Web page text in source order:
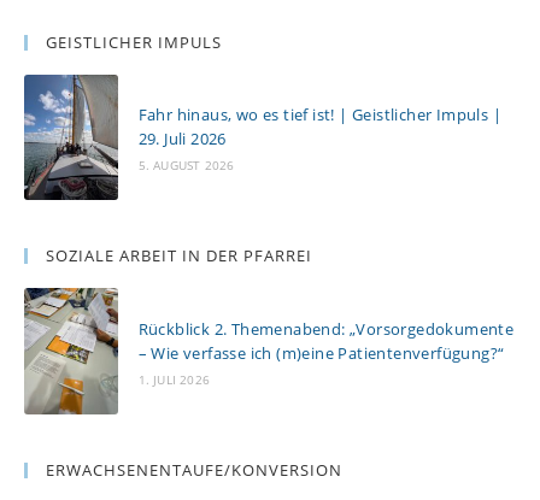
GEISTLICHER IMPULS
Fahr hinaus, wo es tief ist! | Geistlicher Impuls |
29. Juli 2026
5. AUGUST 2026
SOZIALE ARBEIT IN DER PFARREI
Rückblick 2. Themenabend: „Vorsorgedokumente
– Wie verfasse ich (m)eine Patientenverfügung?“
1. JULI 2026
ERWACHSENENTAUFE/KONVERSION